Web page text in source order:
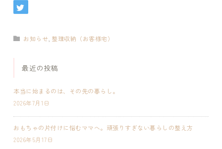
お知らせ 整理収納（お客様宅）
最近の投稿
本当に始まるのは、その先の暮らし。
2026年7月1日
おもちゃの片付けに悩むママへ。頑張りすぎない暮らしの整え方
2026年5月17日